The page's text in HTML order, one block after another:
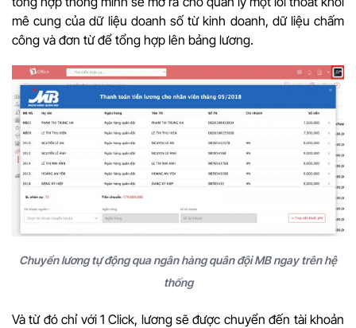
mê cung của dữ liệu doanh số từ kinh doanh, dữ liệu chấm
công và đơn từ để tổng hợp lên bảng lương.
Chuyển lương tự động qua ngân hàng quân đội MB ngay trên hệ
thống
Và từ đó chỉ với 1 Click, lương sẽ được chuyển đến tài khoản